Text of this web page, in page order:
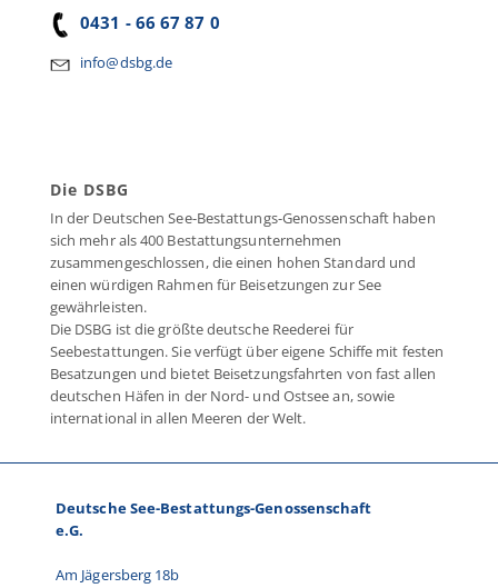
0431 - 66 67 87 0
info@dsbg.de
Die DSBG
In der Deutschen See-Bestattungs-Genossenschaft haben
sich mehr als 400 Bestattungsunternehmen
zusammengeschlossen, die einen hohen Standard und
einen würdigen Rahmen für Beisetzungen zur See
gewährleisten.
Die DSBG ist die größte deutsche Reederei für
Seebestattungen. Sie verfügt über eigene Schiffe mit festen
Besatzungen und bietet Beisetzungsfahrten von fast allen
deutschen Häfen in der Nord- und Ostsee an, sowie
international in allen Meeren der Welt.
Deutsche See-Bestattungs-Genossenschaft
e.G.
Am Jägersberg 18b